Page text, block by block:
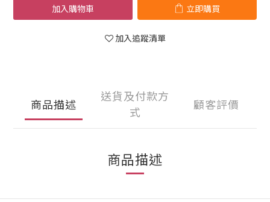
加入購物車 立即購買
加入追蹤清單
商品描述
送貨及付款方
式
顧客評價
商品描述